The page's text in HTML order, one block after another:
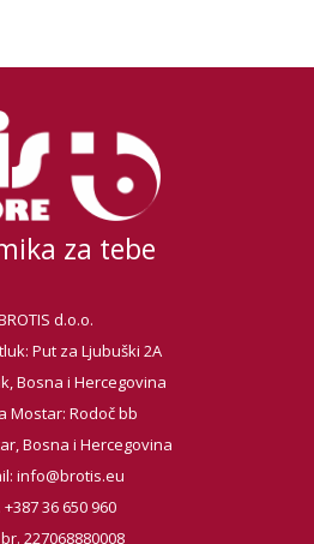
za tebe
d.o.o.
Put za Ljubuški 2A
Bosna i Hercegovina
Mostar: Rodoč bb
Bosna i Hercegovina
info@brotis.eu
+387 36 650 960
227068880008